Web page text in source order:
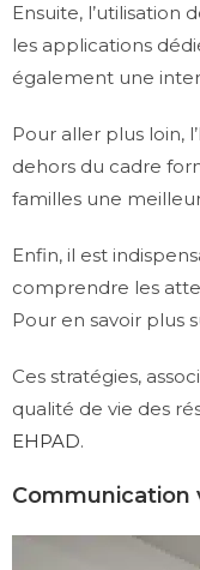
Ensuite, l’utilisation
les applications
également une
Pour aller plus loin,
dehors du cadre
familles une
Enfin, il est
comprendre les
Pour en savoir plus
Ces stratégies,
qualité de vie des
EHPAD.
Communication